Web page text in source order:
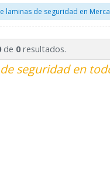
laminas de seguridad en
de 0resultados.
seguridad en